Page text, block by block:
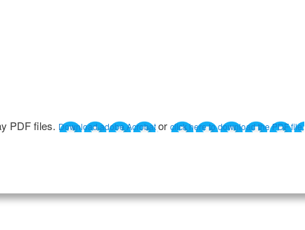
PDF files. Download adobe Acrobator click here to download the PDF file.